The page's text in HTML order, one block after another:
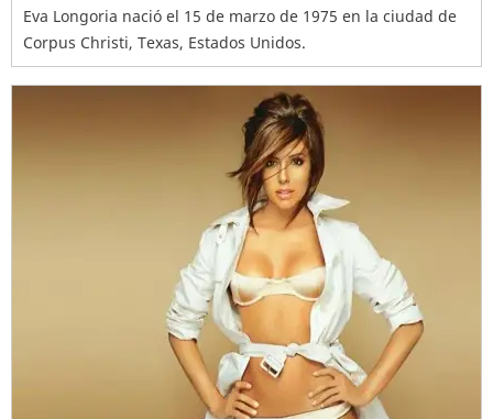
Eva Longoria nació el 15 de marzo de 1975 en la ciudad de
Corpus Christi, Texas, Estados Unidos.